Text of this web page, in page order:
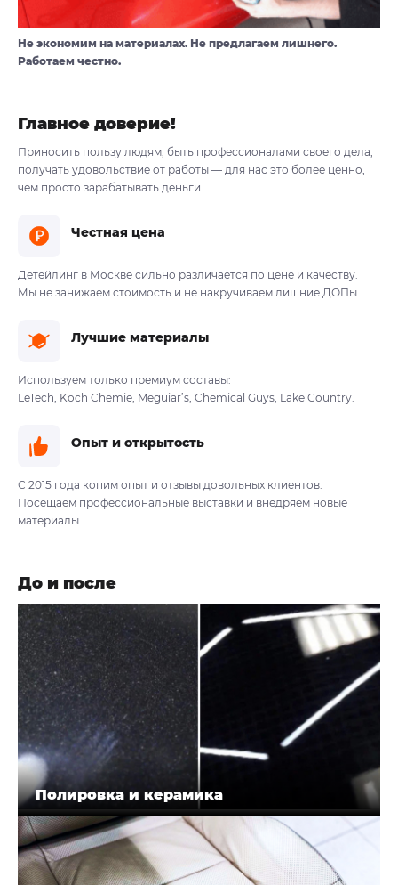
Не экономим на материалах. Не предлагаем лишнего.
Работаем честно.
Главное доверие!
Приносить пользу людям, быть профессионалами своего дела,
получать удовольствие от работы — для нас это более ценно,
чем просто зарабатывать деньги
Честная цена
Детейлинг в Москве сильно различается по цене и качеству.
Мы не занижаем стоимость и не накручиваем лишние ДОПы.
Лучшие материалы
Используем только премиум составы:
LeTech, Koch Chemie, Meguiar’s, Chemical Guys, Lake Country.
Опыт и открытость
С 2015 года копим опыт и отзывы довольных клиентов.
Посещаем профессиональные выставки и внедряем новые
материалы.
До и после
Полировка и керамика